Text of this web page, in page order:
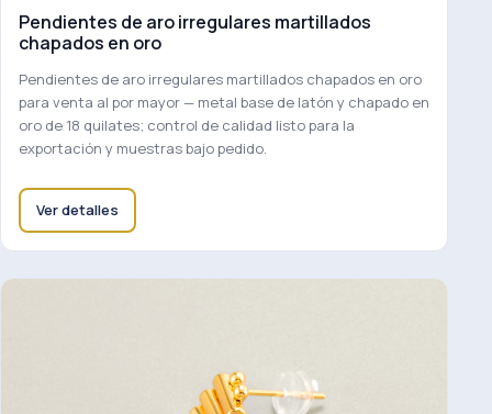
Pendientes de aro irregulares martillados
chapados en oro
Pendientes de aro irregulares martillados chapados en oro
para venta al por mayor — metal base de latón y chapado en
oro de 18 quilates; control de calidad listo para la
exportación y muestras bajo pedido.
Ver detalles